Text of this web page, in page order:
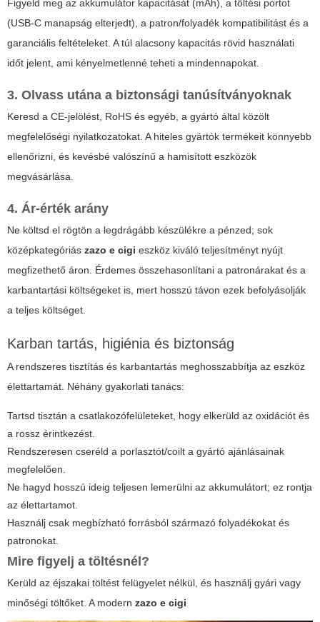
Figyeld meg az akkumulátor kapacitását (mAh), a töltési portot
(USB-C manapság elterjedt), a patron/folyadék kompatibilitást és a
garanciális feltételeket. A túl alacsony kapacitás rövid használati
időt jelent, ami kényelmetlenné teheti a mindennapokat.
3. Olvass utána a biztonsági tanúsítványoknak
Keresd a CE-jelölést, RoHS és egyéb, a gyártó által közölt
megfelelőségi nyilatkozatokat. A hiteles gyártók termékeit könnyebb
ellenőrizni, és kevésbé valószínű a hamisított eszközök
megvásárlása.
4. Ár-érték arány
Ne költsd el rögtön a legdrágább készülékre a pénzed; sok
középkategóriás zazo e cigi eszköz kiváló teljesítményt nyújt
megfizethető áron. Érdemes összehasonlítani a patronárakat és a
karbantartási költségeket is, mert hosszú távon ezek befolyásolják
a teljes költséget.
Karban tartás, higiénia és biztonság
A rendszeres tisztítás és karbantartás meghosszabbítja az eszköz
élettartamát. Néhány gyakorlati tanács:
Tartsd tisztán a csatlakozófelületeket, hogy elkerüld az oxidációt és
a rossz érintkezést.
Rendszeresen cseréld a porlasztót/coilt a gyártó ajánlásainak
megfelelően.
Ne hagyd hosszú ideig teljesen lemerülni az akkumulátort; ez rontja
az élettartamot.
Használj csak megbízható forrásból származó folyadékokat és
patronokat.
Mire figyelj a töltésnél?
Kerüld az éjszakai töltést felügyelet nélkül, és használj gyári vagy
minőségi töltőket. A modern zazo e cigi